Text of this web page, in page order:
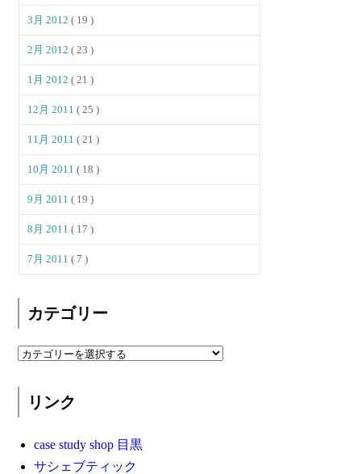
3月 2012( 19 )
2月 2012( 23 )
1月 2012( 21 )
12月 2011( 25 )
11月 2011( 21 )
10月 2011( 18 )
9月 2011( 19 )
8月 2011( 17 )
7月 2011( 7 )
カテゴリー
リンク
case study shop 目黒
サシェブティック